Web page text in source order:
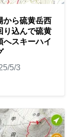
から硫黄岳西
り込んで硫黄
へスキーハイ
5/3